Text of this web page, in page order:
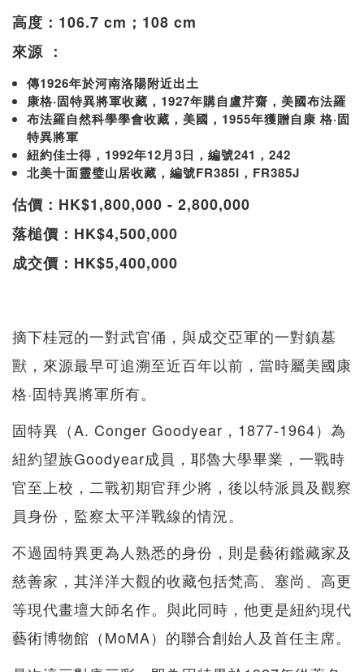
高度：106.7 cm；108 cm
來源 ：
傳1926年於河南洛陽附近出土
康格·固特異將軍收藏，1927年購自盧芹齋，美國布法羅
布法羅自然科學學會收藏，美國，1955年獲贈自康 格·固
特異將軍
紐約佳士得，1992年12月3日，編號241，242
北美十面靈璧山居收藏，編號FR385I，FR385J
估價：HK$1,800,000 - 2,800,000
落槌價：HK$4,500,000
成交價：HK$5,400,000
摘下桂冠的一對武官俑，與成交亞軍的一對鎮墓
獸，來源最早可追溯至近百年以前，當時屬美國康
格·固特異將軍所有。
固特異（A. Conger Goodyear，1877-1964）為
紐約望族Goodyear成員，耶魯大學畢業，一戰時
官至上校，二戰初期官拜少將，後以特派員及觀察
員身份，監察太平洋戰線的情況。
不過固特異更為人熟悉的身份，則是藝術鑑藏家及
慈善家，其洋洋大觀的收藏包括梵高、塞尚、高更
等現代畫壇大師名作。與此同時，他更是紐約現代
藝術博物館（MoMA）的聯合創始人及首任主席。